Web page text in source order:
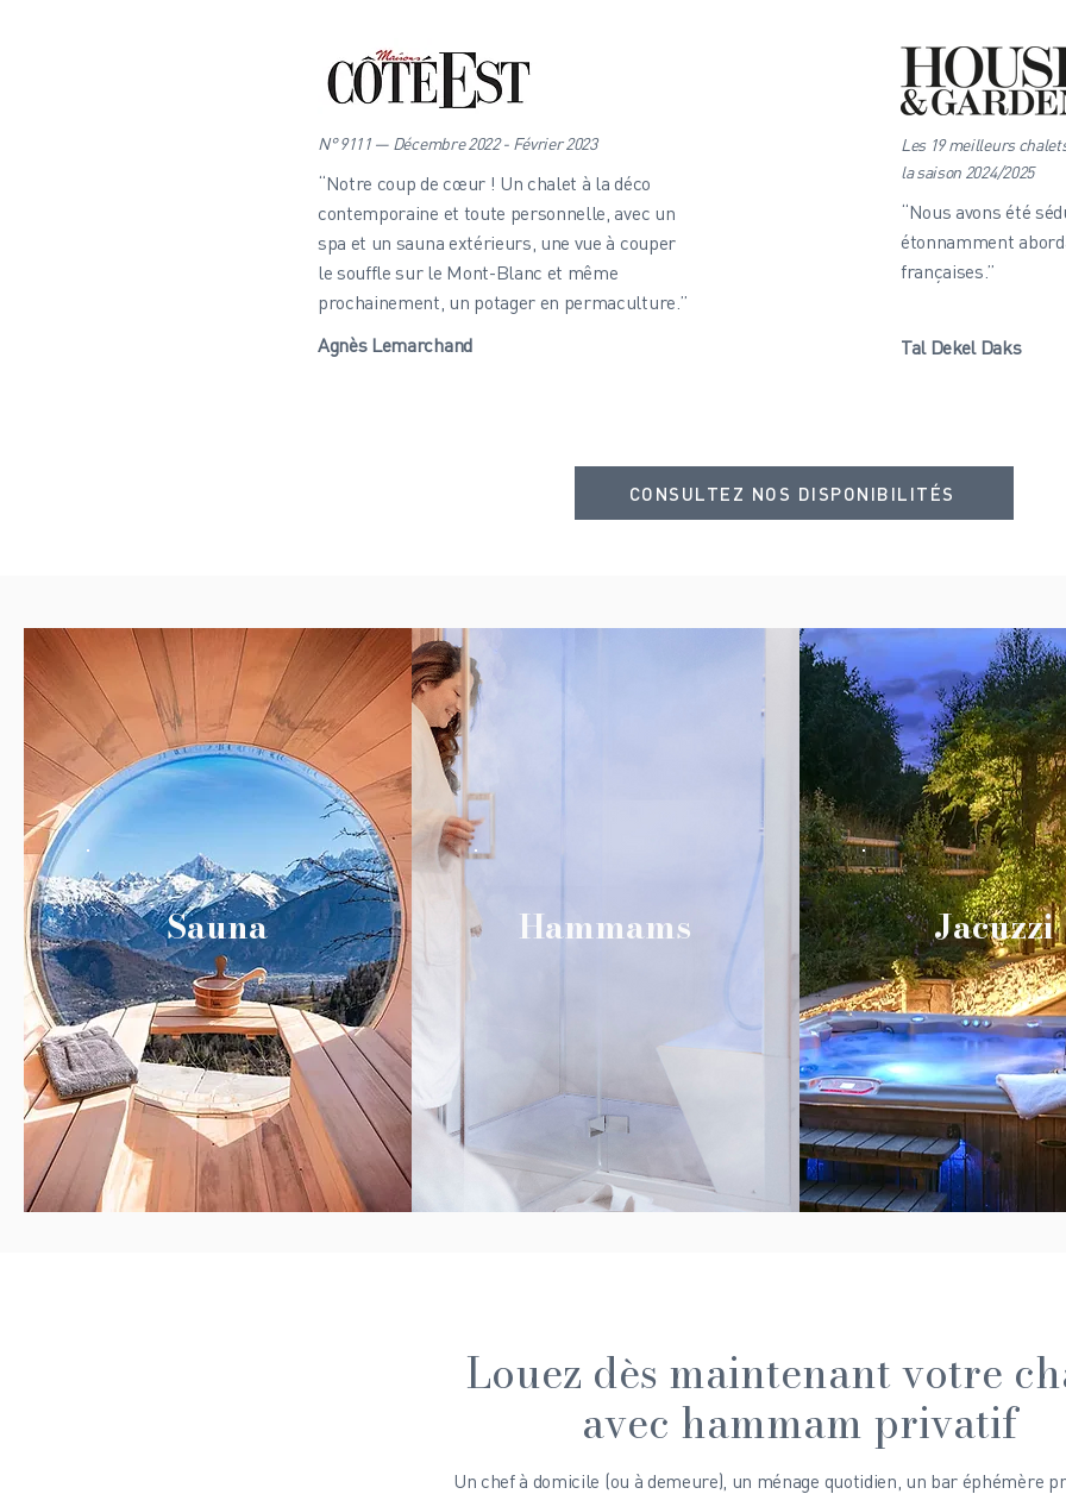
N° 9111 — Décembre 2022 - Février 2023
“Notre coup de cœur ! Un chalet à la déco
contemporaine et toute personnelle, avec un
spa et un sauna extérieurs, une vue à couper
le souffle sur le Mont-Blanc et même
prochainement, un potager en permaculture.”
Agnès Lemarchand
Les 19 meilleurs
la saison 2024/2025
“Nous avons été
étonnamment
françaises.”
Tal Dekel Daks
CONSULTEZ NOS DISPONIBILITÉS
Sauna Hammams Jacuzzi
Louez dès maintenant votre
avec hammam privatif
Un chef à domicile (ou à demeure), un ménage quotidien, un bar éphémère